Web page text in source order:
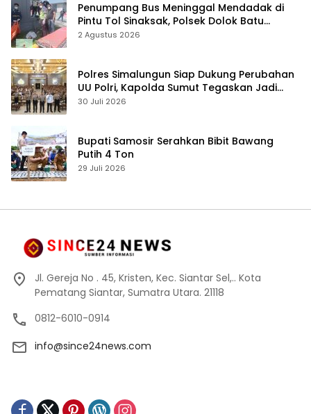
Penumpang Bus Meninggal Mendadak di
Pintu Tol Sinaksak, Polsek Dolok Batu
Nanggar Gerak Cepat Olah TKP
2 Agustus 2026
Polres Simalungun Siap Dukung Perubahan
UU Polri, Kapolda Sumut Tegaskan Jadi
Fondasi Penguatan Profesionalisme dan
30 Juli 2026
Bupati Samosir Serahkan Bibit Bawang
Putih 4 Ton
29 Juli 2026
Jl. Gereja No . 45, Kristen, Kec. Siantar Sel,.. Kota
Pematang Siantar, Sumatra Utara. 21118
0812-6010-0914
info@since24news.com